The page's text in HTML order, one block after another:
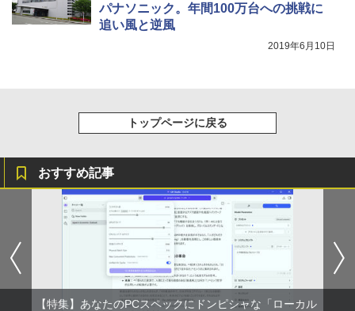
パナソニック。年間100万台への挑戦に
追い風と逆風
2019年6月10日
トップページに戻る
おすすめ記事
【特集】あなたのPCスペックにドンピシャな「ローカル